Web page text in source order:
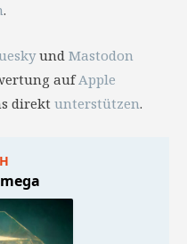
.
und Mastodon
aufApple
direkt unterstützen.